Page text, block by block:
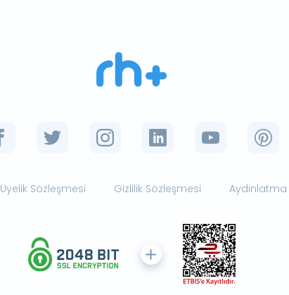
Üyelik Sözleşmesi Gizlilik Sözleşmesi